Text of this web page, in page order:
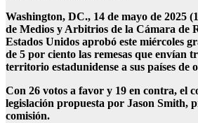
Washington, DC., 14 de mayo de 2025
de Medios y Arbitrios de la Cámara de
Estados Unidos aprobó este miércoles
de 5 por ciento las remesas que envían
territorio estadunidense a sus países de
Con 26 votos a favor y 19 en contra, el
legislación propuesta por Jason Smith,
comisión.